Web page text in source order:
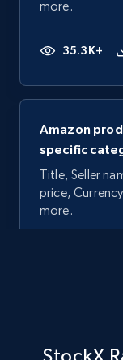
more.
35.3K+
Amazon
specific
Title, Seller
price,
more.
specific
StockX